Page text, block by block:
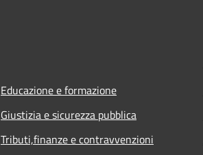
Educazione e formazione
Giustizia e sicurezza pubblica
Tributi,finanze e contravvenzioni